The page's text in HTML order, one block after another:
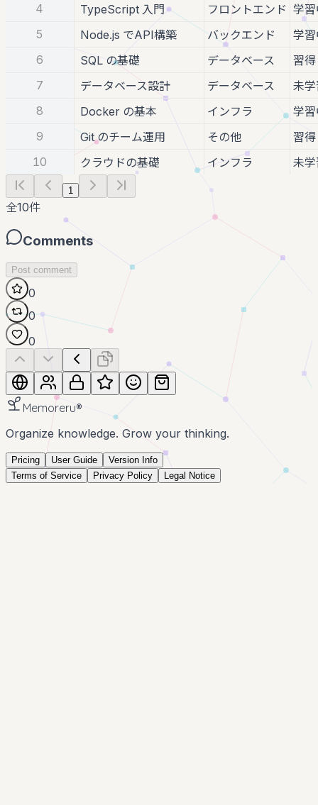
4 TypeScript 入門 フロントエンド 学
5
Node.js でAPI構築 バックエンド
学
6
SQL の基礎 データベース
習得
7
データベース設計 データベース
未
8
Docker の基本 インフラ
学
9
Git のチーム運用 その他
習得
10
クラウドの基礎 インフラ 未
1
全10件
Comments
Post comment
0
0
0
Memoreru®
Organize knowledge. Grow your thinking.
Pricing User Guide
Version Info
Terms of Service
Privacy Policy Legal Notice